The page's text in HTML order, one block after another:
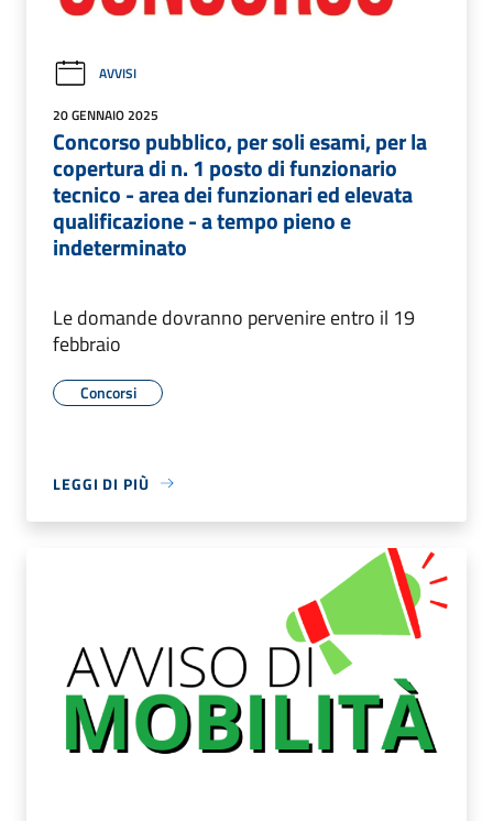
AVVISI
20 GENNAIO 2025
Concorso pubblico, per soli esami, per la
copertura di n. 1 posto di funzionario
tecnico - area dei funzionari ed elevata
qualificazione - a tempo pieno e
indeterminato
Le domande dovranno pervenire entro il 19
febbraio
Concorsi
LEGGI DI PIÙ